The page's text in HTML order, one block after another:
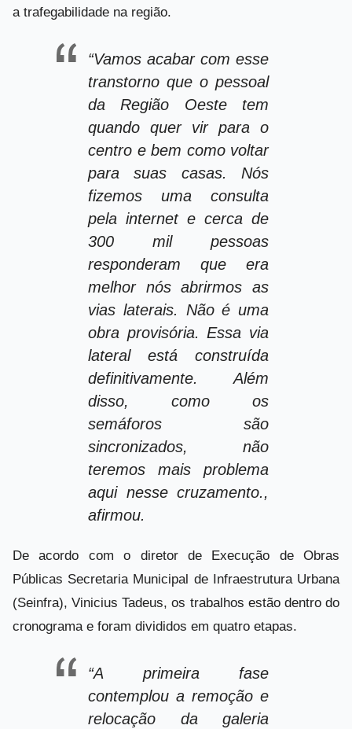
a trafegabilidade na região.
“Vamos acabar com esse
transtorno que o pessoal
da Região Oeste tem
quando quer vir para o
centro e bem como voltar
para suas casas. Nós
fizemos uma consulta
pela internet e cerca de
300 mil pessoas
responderam que era
melhor nós abrirmos as
vias laterais. Não é uma
obra provisória. Essa via
lateral está construída
definitivamente. Além
disso, como os
semáforos são
sincronizados, não
teremos mais problema
aqui nesse cruzamento.,
afirmou.
De acordo com o diretor de Execução de Obras
Públicas Secretaria Municipal de Infraestrutura Urbana
(Seinfra), Vinicius Tadeus, os trabalhos estão dentro do
cronograma e foram divididos em quatro etapas.
“A primeira fase
contemplou a remoção e
relocação da galeria